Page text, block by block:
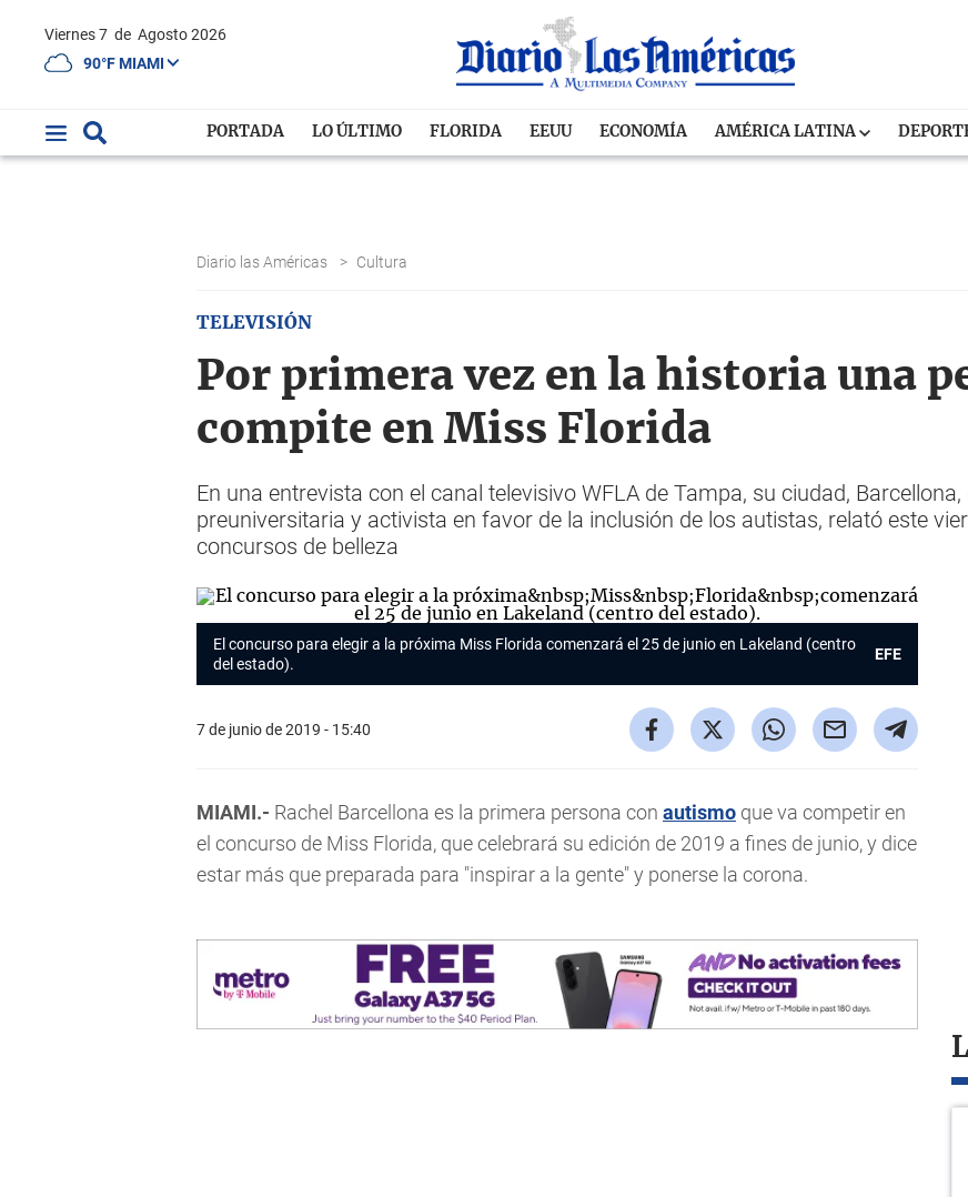
Viernes 7 de Agosto 2026
90°F MIAMI
PORTADA LO ÚLTIMO FLORIDA EEUU ECONOMÍA AMÉRICA LATINA
Diario las Américas > Cultura
TELEVISIÓN
Por primera vez en la historia una
compite en Miss Florida
En una entrevista con el canal televisivo WFLA de Tampa, su ciudad,
preuniversitaria y activista en favor de la inclusión de los autistas, relató este
concursos de belleza
El concurso para elegir a la próxima Miss Florida comenzará el 25 de junio en Lakeland (centro
del estado).
EFE
7 de junio de 2019 - 15:40
MIAMI.- Rachel Barcellona es la primera persona con autismo que va competir en
el concurso de Miss Florida, que celebrará su edición de 2019 a fines de junio, y dice
estar más que preparada para "inspirar a la gente" y ponerse la corona.